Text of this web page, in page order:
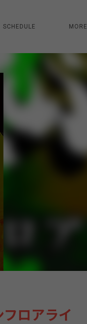
SCHEDULE MORE
パーテイ
ロアライ
』Release
40分ステー